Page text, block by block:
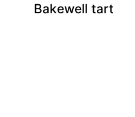
Bakewell tart